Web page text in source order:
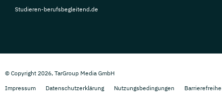
Studieren-berufsbegleitend.de
© Copyright 2026, TarGroup Media GmbH
Impressum
Datenschutzerklärung Nutzungsbedingungen